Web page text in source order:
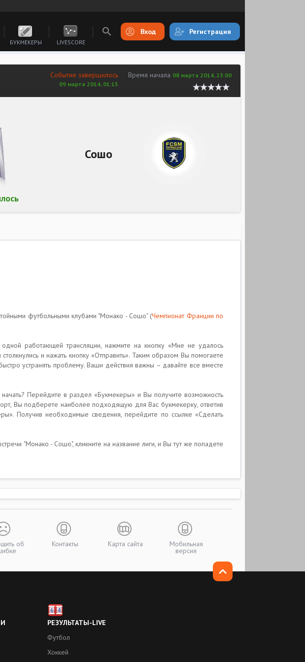
БУКМЕКЕРЫ LIVESCORE
Вход Регистрация
Время начала 08 марта 2014, 23:00
Событие завершилось
09 марта 2014, 01:15
Сошо
футбольными клубами "Монако - Сошо" (Чемпионат Франции по
работающей трансляции, нажмите на кнопку «Мне не удалось
и нажать кнопку «Отправить». Таким образом Вы помогаете
устранять проблему. Ваши действия важны – давайте все вместе
Перейдите в раздел «Букмекеры» и Вы получите возможность
Вы подберете наиболее подходящую для Вас букмекерку, ответив
Получив необходимые сведения, перейдите по ссылке «Сделать
"Монако - Сошо", кликните на название лиги, и Вы тут же попадете
об Контакты Карта сайта Мобильная
версия
РЕЗУЛЬТАТЫ-LIVE
Футбол
Хоккей